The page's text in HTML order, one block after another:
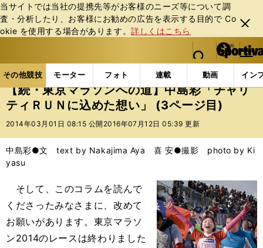
当サイトでは当社の提携先等がお客様のニーズ等について調
査・分析したり、お客様にお勧めの広告を表⽰する⽬的で Co
okie を使⽤する場合があります。詳しくはこちら
閉じ
る
web Sportiva (webスポルティーバ)
検索
マイペ
ー
ジ
メニュ
その他競技 モーター フォト 連載 動画 イン
ス
ポ
ル
バ
その他競技の記事一覧 陸上 【続・東京マラソンへ
【続・東京マラソンへの道】中島彩「チャリ
ティＲＵＮに込めた想い」 (3ページ目)
2014年03月01日 08:15 公開 2016年07月12日 05:39 更新
中島彩●文 text by Nakajima Aya 喜 安●撮影 photo by Ki
yasu
そして、このコラムを読んで
くださったみなさまに、改めて
お願いがあります。東京マラソ
ン2014のレースは終わりました